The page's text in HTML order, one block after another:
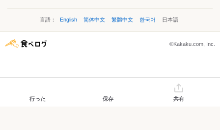
言語： English 简体中文 繁體中文 한국어 日本語
©Kakaku.com, Inc.
行った 保存 共有